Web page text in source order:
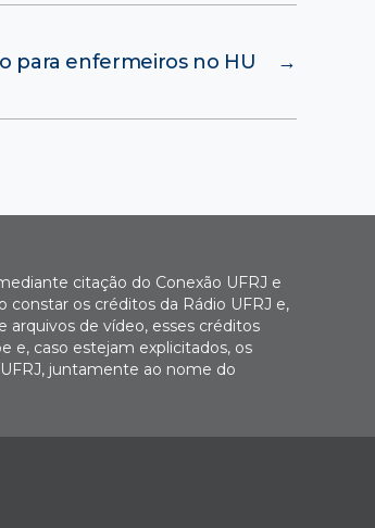
→
para enfermeiros no HU
citação do Conexão UFRJ e
constar os créditos da Rádio UFRJ e,
arquivos de vídeo, esses créditos
e, caso estejam explicitados, os
juntamente ao nome do